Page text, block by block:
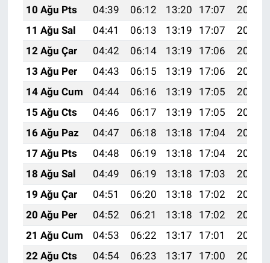
10 Ağu Pts
04:39 06:12 13:20 17:07
20:17
11 Ağu Sal
04:41 06:13 13:19 17:07
20:16
12 Ağu Çar
04:42 06:14 13:19 17:06
20:14
13 Ağu Per
04:43 06:15 13:19 17:06
20:13
14 Ağu Cum
04:44 06:16 13:19 17:05
20:12
15 Ağu Cts
04:46 06:17 13:19 17:05
20:11
16 Ağu Paz
04:47 06:18 13:18 17:04
20:09
17 Ağu Pts
04:48 06:19 13:18 17:04
20:08
18 Ağu Sal
04:49 06:19 13:18 17:03
20:07
19 Ağu Çar
04:51 06:20 13:18 17:02
20:05
20 Ağu Per
04:52 06:21 13:18 17:02
20:04
21 Ağu Cum
04:53 06:22 13:17 17:01
20:03
22 Ağu Cts
04:54 06:23 13:17 17:00
20:01